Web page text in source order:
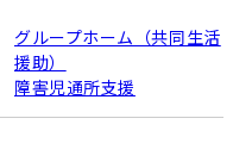
グループホーム（共同生活
援助）
障害児通所支援